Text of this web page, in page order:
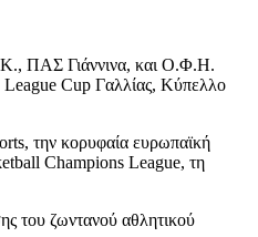
ΠΑΣ Γιάννινα, και Ο.Φ.Η.
Cup Γαλλίας, Κύπελλο
την κορυφαία ευρωπαϊκή
Champions League, τη
του ζωντανού αθλητικού